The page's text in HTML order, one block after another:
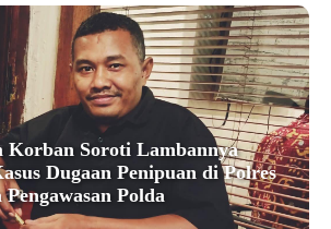
Korban Soroti Lambannya
Dugaan Penipuan di Polres
Polda